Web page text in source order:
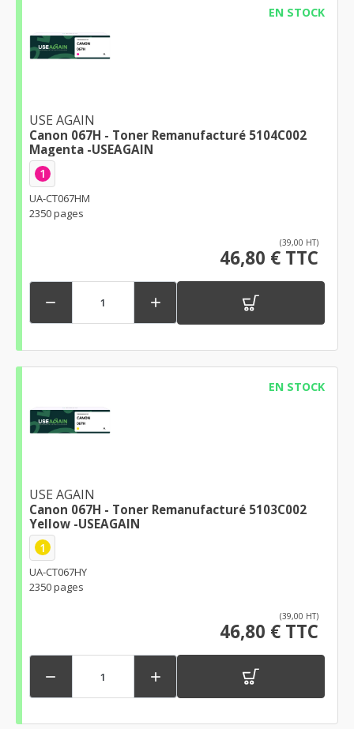
EN STOCK
USE AGAIN
Canon 067H - Toner Remanufacturé 5104C002
Magenta -USEAGAIN
1
UA-CT067HM
2350 pages
(39,00 HT)
46,80 € TTC
 
EN STOCK
USE AGAIN
Canon 067H - Toner Remanufacturé 5103C002
Yellow -USEAGAIN
1
UA-CT067HY
2350 pages
(39,00 HT)
46,80 € TTC
 